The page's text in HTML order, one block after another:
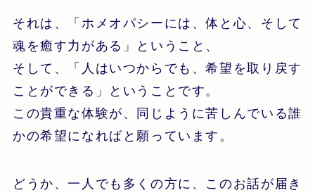
それは、「ホメオパシーには、体と心、そして
魂を癒す力がある」ということ、
そして、「人はいつからでも、希望を取り戻す
ことができる」ということです。
この貴重な体験が、同じように苦しんでいる誰
かの希望になればと願っています。
どうか、一人でも多くの方に、このお話が届き